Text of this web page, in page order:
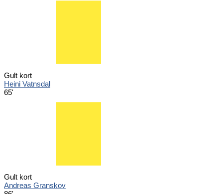
Gult kort
Heini Vatnsdal
65'
Gult kort
Andreas Granskov